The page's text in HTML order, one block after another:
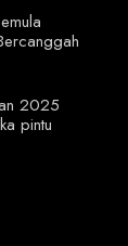
2025
pintu